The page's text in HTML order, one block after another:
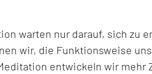
warten nur darauf, sich zu
wir, die Funktionsweise
entwickeln wir mehr